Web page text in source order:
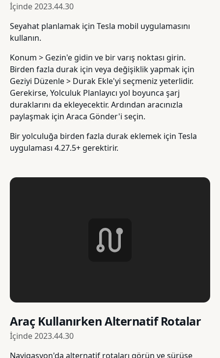
İçinde2023.44.30
Seyahat planlamak için Tesla mobil uygulamasını
kullanın.
Konum > Gezin'e gidin ve bir varış noktası girin.
Birden fazla durak için veya değişiklik yapmak için
Geziyi Düzenle > Durak Ekle'yi seçmeniz yeterlidir.
Gerekirse, Yolculuk Planlayıcı yol boyunca şarj
duraklarını da ekleyecektir. Ardından aracınızla
paylaşmak için Araca Gönder'i seçin.
Bir yolculuğa birden fazla durak eklemek için Tesla
uygulaması 4.27.5+ gerektirir.
Araç Kullanırken Alternatif Rotalar
İçinde2023.44.30
Navigasyon'da alternatif rotaları görün ve sürüşe